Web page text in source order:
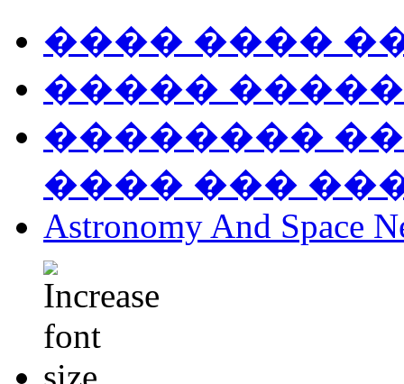
���� ����
�����
��������
���� ���
Astronomy And Space